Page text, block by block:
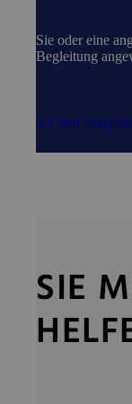
Sie oder eine
Begleitung
Zu den
SIE